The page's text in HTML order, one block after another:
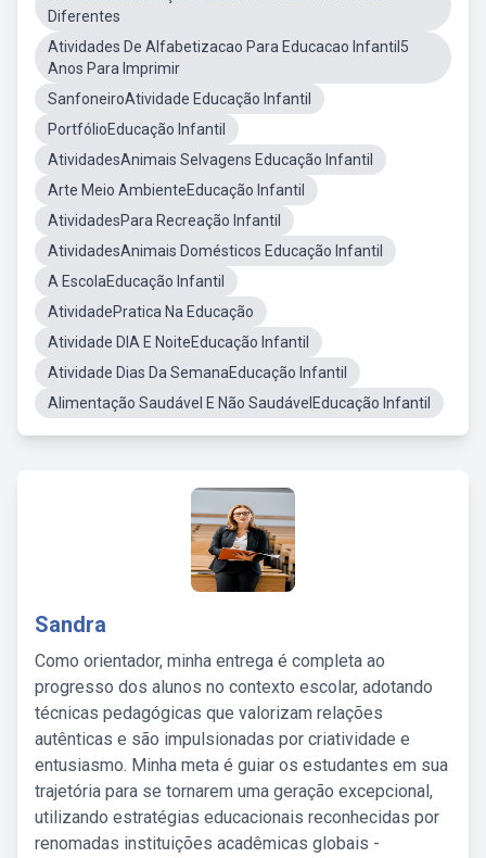
Diferentes
Atividades De Alfabetizacao Para Educacao Infantil5
Anos Para Imprimir
SanfoneiroAtividade Educação Infantil
PortfólioEducação Infantil
AtividadesAnimais Selvagens Educação Infantil
Arte Meio AmbienteEducação Infantil
AtividadesPara Recreação Infantil
AtividadesAnimais Domésticos Educação Infantil
A EscolaEducação Infantil
AtividadePratica Na Educação
Atividade DIA E NoiteEducação Infantil
Atividade Dias Da SemanaEducação Infantil
Alimentação Saudável E Não SaudávelEducação Infantil
Sandra
Como orientador, minha entrega é completa ao
progresso dos alunos no contexto escolar, adotando
técnicas pedagógicas que valorizam relações
autênticas e são impulsionadas por criatividade e
entusiasmo. Minha meta é guiar os estudantes em sua
trajetória para se tornarem uma geração excepcional,
utilizando estratégias educacionais reconhecidas por
renomadas instituições acadêmicas globais -